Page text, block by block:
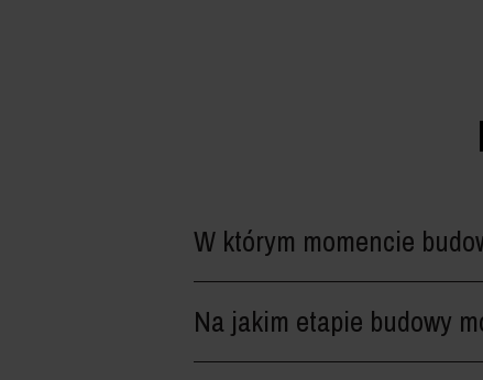
W którym momencie
Na jakim etapie budowy